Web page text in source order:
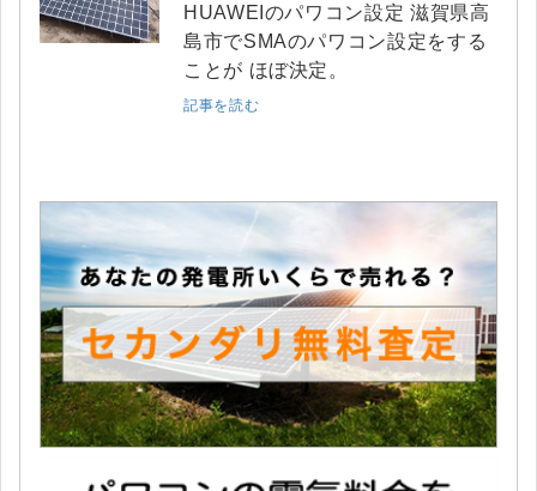
HUAWEIのパワコン設定 滋賀県高
島市でSMAのパワコン設定をする
ことが ほぼ決定。
記事を読む